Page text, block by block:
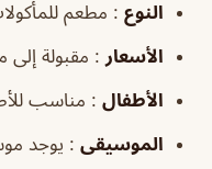
النوع : مطعم
الأسعار : مقبولة
الأطفال : مناسب
الموسيقى : يوجد